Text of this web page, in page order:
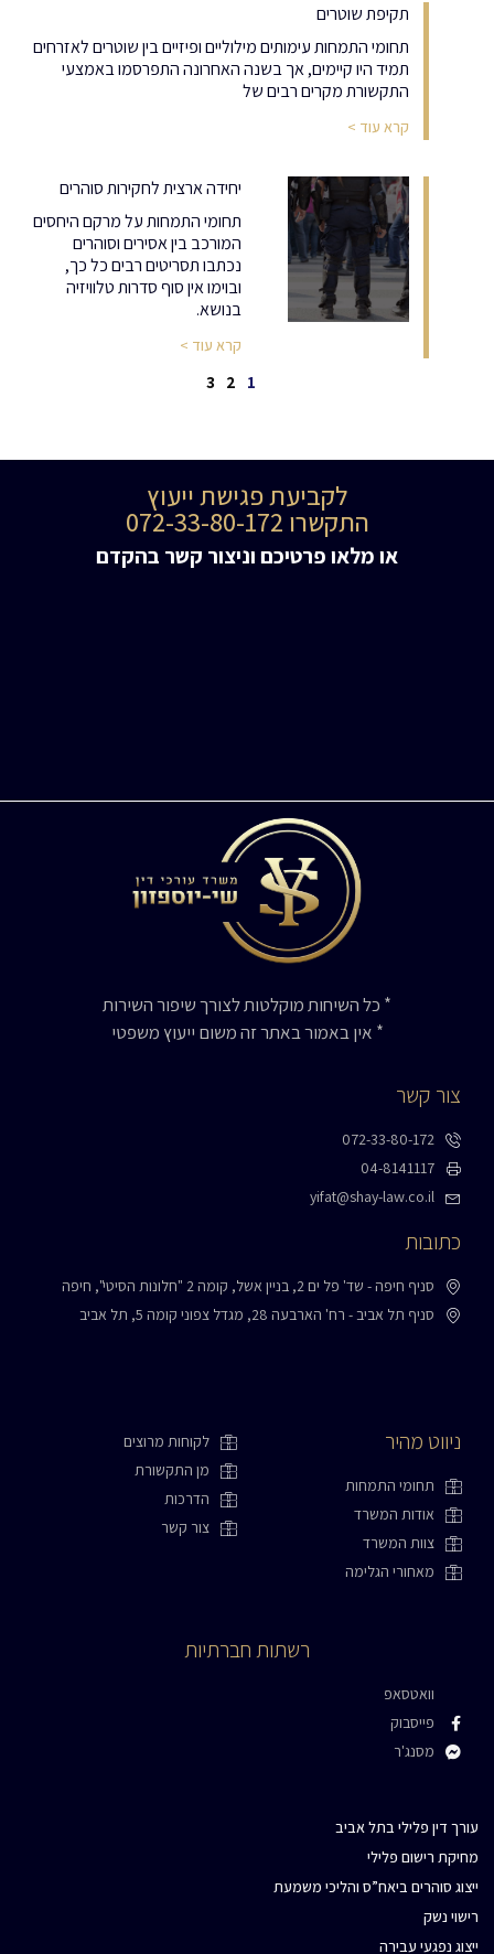
תקיפת שוטרים
תחומי התמחות עימותים מילוליים ופיזיים בין שוטרים לאזרחים
תמיד היו קיימים, אך בשנה האחרונה התפרסמו באמצעי
התקשורת מקרים רבים של
קרא עוד >
יחידה ארצית לחקירות סוהרים
תחומי התמחות על מרקם היחסים
המורכב בין אסירים וסוהרים
נכתבו תסריטים רבים כל כך,
ובוימו אין סוף סדרות טלוויזיה
בנושא.
קרא עוד >
1
2
3
לקביעת פגישת ייעוץ
התקשרו 072-33-80-172
או מלאו פרטיכם וניצור קשר בהקדם
* כל השיחות מוקלטות לצורך שיפור השירות
* אין באמור באתר זה משום ייעוץ משפטי
צור קשר
072-33-80-172
04-8141117
yifat@shay-law.co.il
כתובות
סניף חיפה - שד' פל ים 2, בניין אשל, קומה 2 "חלונות הסיטי", חיפה
סניף תל אביב - רח' הארבעה 28, מגדל צפוני קומה 5, תל אביב
ניווט מהיר
תחומי התמחות
אודות המשרד
צוות המשרד
מאחורי הגלימה
לקוחות מרוצים
מן התקשורת
הדרכות
צור קשר
רשתות חברתיות
וואטסאפ
פייסבוק
מסנג'ר
עורך דין פלילי בתל אביב
מחיקת רישום פלילי
ייצוג סוהרים ביאח”ס והליכי משמעת
רישוי נשק
ייצוג נפגעי עבירה